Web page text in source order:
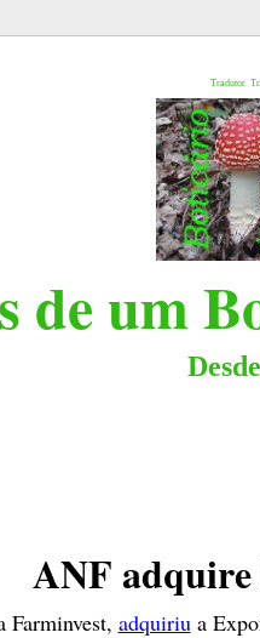
Tradutor
de um
Desde
ANF
Farminvest, adquiriu a